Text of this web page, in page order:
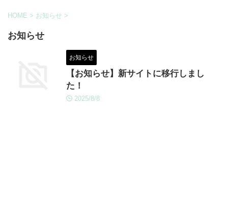
HOME > お知らせ >
お知らせ
お知らせ
【お知らせ】新サイトに移行しまし
た！
2025/8/8